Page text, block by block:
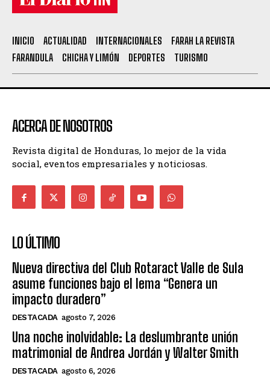
INICIO ACTUALIDAD INTERNACIONALES
FARAH LA REVISTA
FARANDULA
CHICHA Y LIMÓN DEPORTES TURISMO
ACERCA DE NOSOTROS
Revista digital de Honduras, lo mejor de la vida
social, eventos empresariales y noticiosas.
LO ÚLTIMO
Nueva directiva del Club Rotaract Valle de Sula
asume funciones bajo el lema “Genera un
impacto duradero”
DESTACADA agosto 7, 2026
Una noche inolvidable: La deslumbrante unión
matrimonial de Andrea Jordán y Walter Smith
DESTACADA agosto 6, 2026